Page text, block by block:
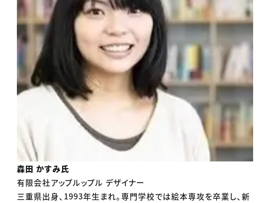
森田 かすみ氏
有限会社アップルップル デザイナー
三重県出身、1993年生まれ。専門学校では絵本専攻を卒業し、新